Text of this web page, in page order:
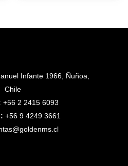
Infante 1966, Ñuñoa,
Chile
+56 2 2415 6093
+56 9 4249 3661